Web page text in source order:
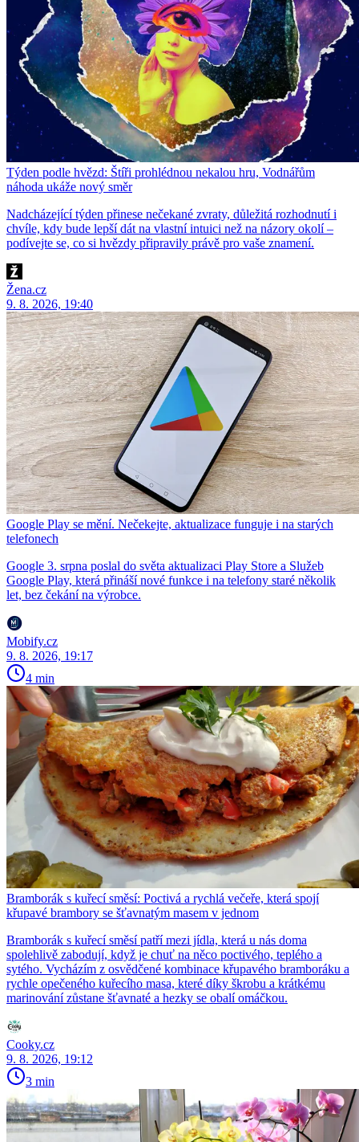
Týden podle hvězd: Štíři prohlédnou nekalou hru, Vodnářům
náhoda ukáže nový směr
Nadcházející týden přinese nečekané zvraty, důležitá rozhodnutí i
chvíle, kdy bude lepší dát na vlastní intuici než na názory okolí –
podívejte se, co si hvězdy připravily právě pro vaše znamení.
Žena.cz
9. 8. 2026, 19:40
Google Play se mění. Nečekejte, aktualizace funguje i na starých
telefonech
Google 3. srpna poslal do světa aktualizaci Play Store a Služeb
Google Play, která přináší nové funkce i na telefony staré několik
let, bez čekání na výrobce.
Mobify.cz
9. 8. 2026, 19:17
4 min
Bramborák s kuřecí směsí: Poctivá a rychlá večeře, která spojí
křupavé brambory se šťavnatým masem v jednom
Bramborák s kuřecí směsí patří mezi jídla, která u nás doma
spolehlivě zabodují, když je chuť na něco poctivého, teplého a
sytého. Vycházím z osvědčené kombinace křupavého bramboráku a
rychle opečeného kuřecího masa, které díky škrobu a krátkému
marinování zůstane šťavnaté a hezky se obalí omáčkou.
Cooky.cz
9. 8. 2026, 19:12
3 min